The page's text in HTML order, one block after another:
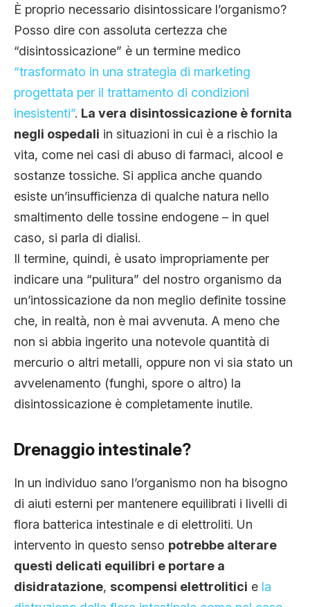
È proprio necessario disintossicare l’organismo?
Posso dire con assoluta certezza che
“disintossicazione” è un termine medico
“trasformato in una strategia di marketing
progettata per il trattamento di condizioni
inesistenti”. La vera disintossicazione è fornita
negli ospedali in situazioni in cui è a rischio la
vita, come nei casi di abuso di farmaci, alcool e
sostanze tossiche. Si applica anche quando
esiste un’insufficienza di qualche natura nello
smaltimento delle tossine endogene – in quel
caso, si parla di dialisi.
Il termine, quindi, è usato impropriamente per
indicare una “pulitura” del nostro organismo da
un’intossicazione da non meglio definite tossine
che, in realtà, non è mai avvenuta. A meno che
non si abbia ingerito una notevole quantità di
mercurio o altri metalli, oppure non vi sia stato un
avvelenamento (funghi, spore o altro) la
disintossicazione è completamente inutile.
Drenaggio intestinale?
In un individuo sano l’organismo non ha bisogno
di aiuti esterni per mantenere equilibrati i livelli di
flora batterica intestinale e di elettroliti. Un
intervento in questo senso potrebbe alterare
questi delicati equilibri e portare a
disidratazione, scompensi elettrolitici e la